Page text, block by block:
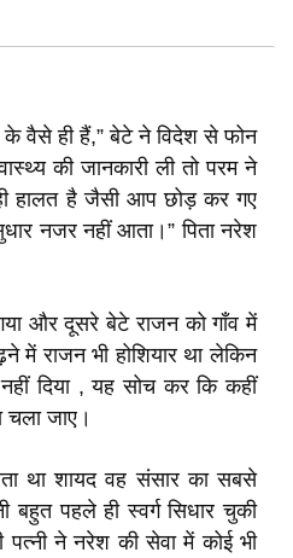
वैसे ही हैं,” बेटे ने विदेश से फोन
की जानकारी ली तो परम ने
हालत है जैसी आप छोड़ कर गए
नजर नहीं आता।” पिता नरेश
और दूसरे बेटे राजन को गाँव में
में राजन भी होशियार था लेकिन
दिया , यह सोच कर कि कहीं
चला जाए।
था शायद वह संसार का सबसे
बहुत पहले ही स्वर्ग सिधार चुकी
ने नरेश की सेवा में कोई भी